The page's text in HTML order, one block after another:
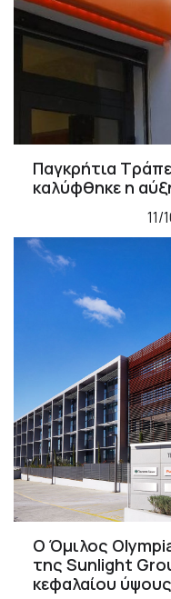
Παγκρήτια
καλύφθηκε η
11/
Ο Όμιλος
της Sunlight
κεφαλαίου